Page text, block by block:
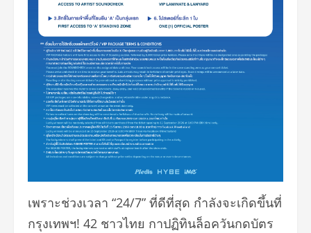
เพราะช่วงเวลา “24/7” ที่ดีที่สุด กำลังจะเกิดขึ้นที่
กรุงเทพฯ! 42 ชาวไทย กาปฏิทินล็อควันกดบัตร